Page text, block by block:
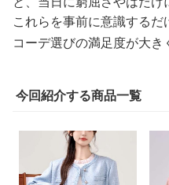
これらを事前に意識する
コーデ選びの満足度が大き
今回紹介する商品一覧